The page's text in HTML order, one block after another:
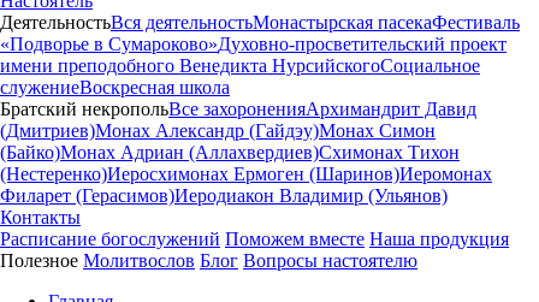
ДеятельностьВся деятельностьМонастырская пасекаФестиваль
«Подворье в Сумароково»Духовно-просветительский проект
имени преподобного Венедикта НурсийскогоСоциальное
служениеВоскресная школа
Братский некропольВсе захороненияАрхимандрит Давид
(Дмитриев)Монах Александр (Гайдэу)Монах Симон
(Байко)Монах Адриан (Аллахвердиев)Схимонах Тихон
(Нестеренко)Иеросхимонах Ермоген (Шаринов)Иеромонах
Филарет (Герасимов)Иеродиакон Владимир (Ульянов)
Контакты
Расписание богослужений Поможем вместе Наша продукция
Полезное Молитвослов Блог Вопросы настоятелю